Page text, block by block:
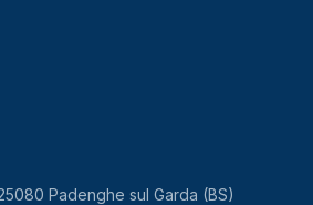
Padenghe sul Garda (BS)